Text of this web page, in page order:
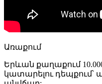
Առաքում
Երևան քաղաքում
կատարելու դեպքում՝